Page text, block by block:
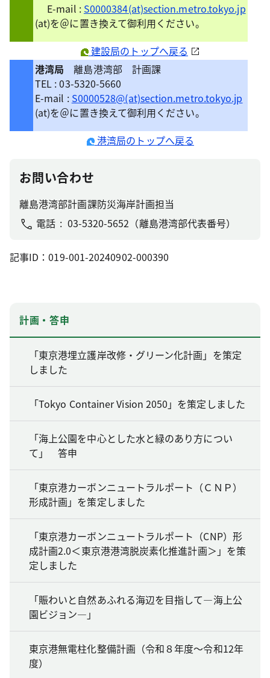
E-mail : S0000384(at)section.metro.tokyo.jp
(at)を＠に置き換えて御利用ください。
建設局のトップへ戻る
港湾局
離島港湾部 計画課
TEL : 03-5320-5660
E-mail : S0000528@(at)section.metro.tokyo.jp
(at)を＠に置き換えて御利用ください。
港湾局のトップへ戻る
お問い合わせ
離島港湾部計画課防災海岸計画担当
電話
03-5320-5652（離島港湾部代表番号）
記事ID：019-001-20240902-000390
計画・答申
「東京港埋立護岸改修・グリーン化計画」を策定
しました
「Tokyo Container Vision 2050」を策定しました
「海上公園を中心とした水と緑のあり方につい
て」 答申
「東京港カーボンニュートラルポート（ＣＮＰ）
形成計画」を策定しました
「東京港カーボンニュートラルポート（CNP）形
成計画2.0＜東京港港湾脱炭素化推進計画＞」を策
定しました
「賑わいと自然あふれる海辺を目指して―海上公
園ビジョン―」
東京港無電柱化整備計画（令和８年度～令和12年
度）